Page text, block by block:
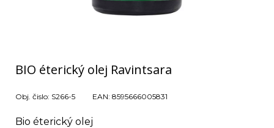
BIO éterický olej Ravintsara
Obj. čislo: S266-5 EAN: 8595666005831
Bio éterický olej